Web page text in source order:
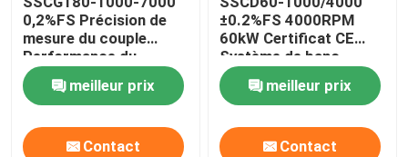
Nouvelles
Les affaires
0,2%FS Précision de
mesure du couple
Performance du
moteur à essence banc
d'essai dynamomètre
électrique
meilleur prix
Contact
±0.2%FS 4000RPM
60kW Certificat CE
Système de banc
d'essai électrique
dynamomètre de haute
précision pour moteur
diesel
meilleur prix
Contact